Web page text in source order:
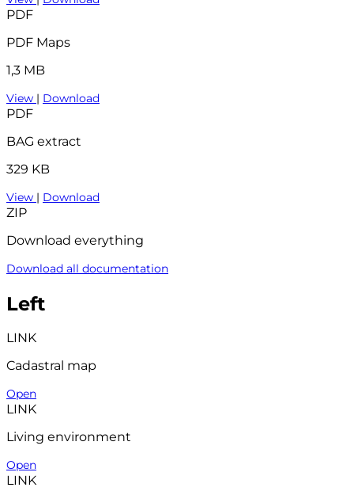
PDF
PDF Maps
1,3 MB
View | Download
PDF
BAG extract
329 KB
View | Download
ZIP
Download everything
Download all documentation
Left
LINK
Cadastral map
Open
LINK
Living environment
Open
LINK